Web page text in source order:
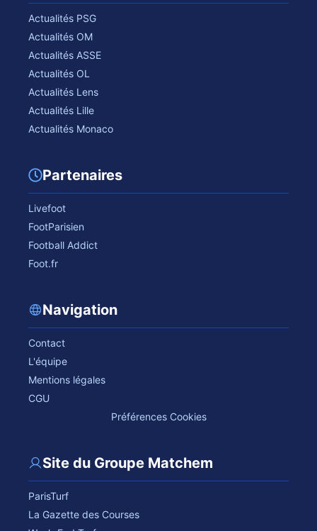
Actualités PSG
Actualités OM
Actualités ASSE
Actualités OL
Actualités Lens
Actualités Lille
Actualités Monaco
Partenaires
Livefoot
FootParisien
Football Addict
Foot.fr
Navigation
Contact
L'équipe
Mentions légales
CGU
Préférences Cookies
Site du Groupe Matchem
ParisTurf
La Gazette des Courses